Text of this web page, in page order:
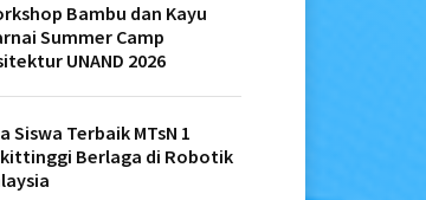
Bambu dan Kayu
Summer Camp
UNAND 2026
Siswa Terbaik MTsN 1
Berlaga di Robotik